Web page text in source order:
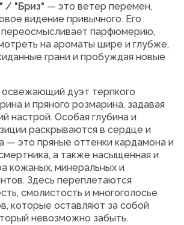
/ "Бриз" — это ветер перемен,
видение привычного. Его
переосмысливает парфюмерию,
на ароматы шире и глубже,
грани и пробуждая новые
освежающий дуэт терпкого
и пряного розмарина, задавая
настрой. Особая глубина и
раскрываются в сердце и
— это пряные оттенки кардамона и
а также насыщенная и
кожаных, минеральных и
Здесь переплетаются
смолистость и многоголосье
которые оставляют за собой
невозможно забыть.